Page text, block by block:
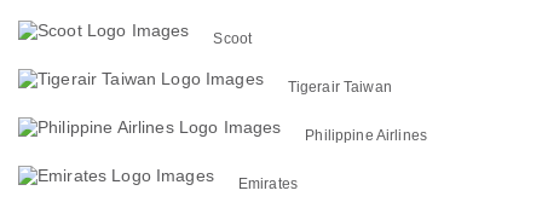
Scoot
Tigerair Taiwan
Philippine Airlines
Emirates